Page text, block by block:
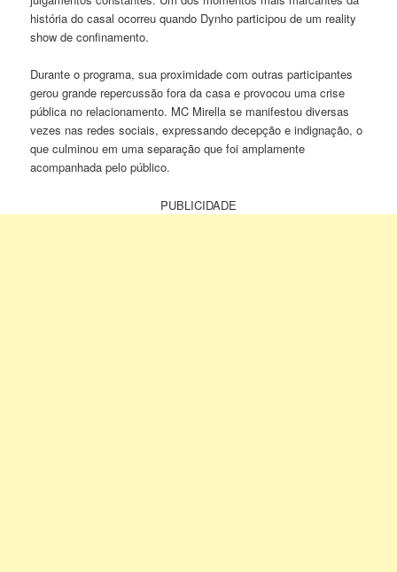
história do casal ocorreu quando Dynho participou de um reality
show de confinamento.
Durante o programa, sua proximidade com outras participantes
gerou grande repercussão fora da casa e provocou uma crise
pública no relacionamento. MC Mirella se manifestou diversas
vezes nas redes sociais, expressando decepção e indignação, o
que culminou em uma separação que foi amplamente
acompanhada pelo público.
PUBLICIDADE